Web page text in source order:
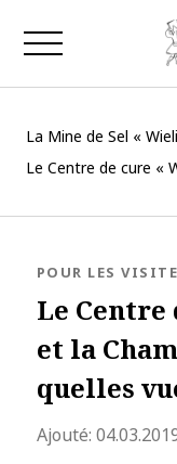
La Mine de Sel «
Le Centre de cure «
Le Centre
et la
quelles
BLOG.CATEGORY
POUR LES
Ajouté: